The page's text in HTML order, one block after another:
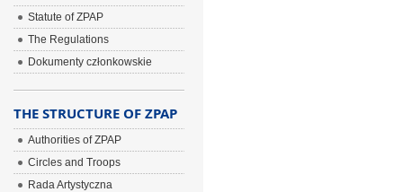
Statute of ZPAP
The Regulations
Dokumenty członkowskie
THE STRUCTURE OF ZPAP
Authorities of ZPAP
Circles and Troops
Rada Artystyczna